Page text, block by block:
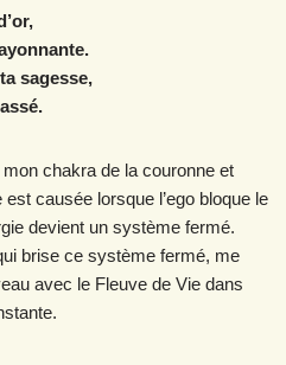
sagesse,
chakra de la couronne et
causée lorsque l’ego bloque le
devient un système fermé.
brise ce système fermé, me
avec le Fleuve de Vie dans